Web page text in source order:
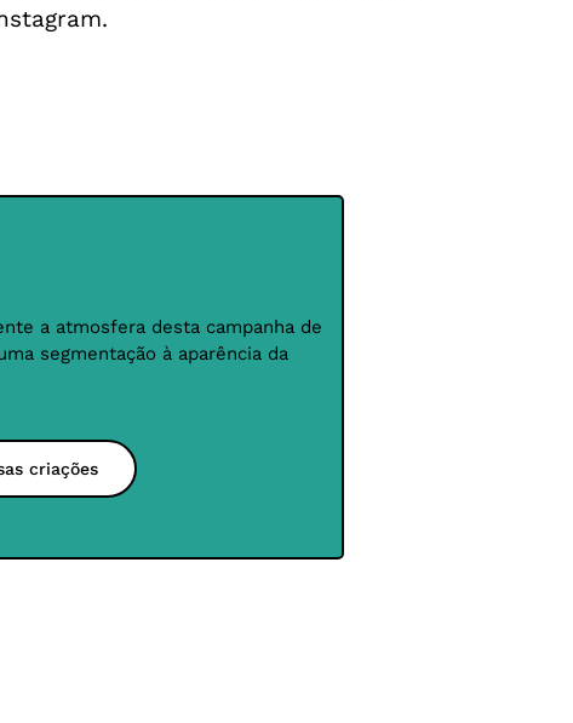
a atmosfera desta campanha de
segmentação à aparência da
criações